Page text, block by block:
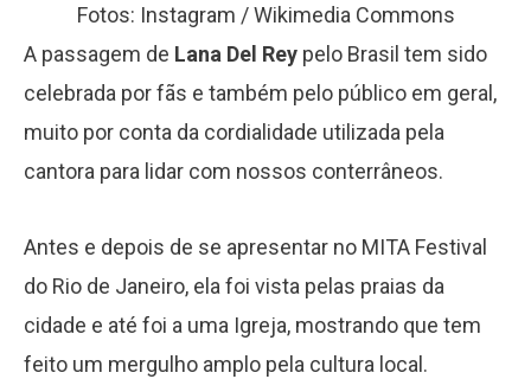
Fotos: Instagram / Wikimedia Commons
A passagem de Lana Del Rey pelo Brasil tem sido
celebrada por fãs e também pelo público em geral,
muito por conta da cordialidade utilizada pela
cantora para lidar com nossos conterrâneos.
Antes e depois de se apresentar no MITA Festival
do Rio de Janeiro, ela foi vista pelas praias da
cidade e até foi a uma Igreja, mostrando que tem
feito um mergulho amplo pela cultura local.